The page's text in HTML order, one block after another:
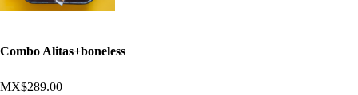
Combo Alitas+boneless
MX$289.00